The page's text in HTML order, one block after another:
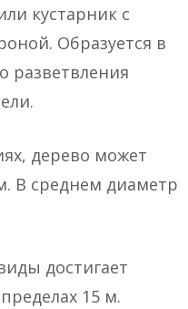
кустарник с
Образуется в
разветвления
дерево может
В среднем диаметр
достигает
15 м.